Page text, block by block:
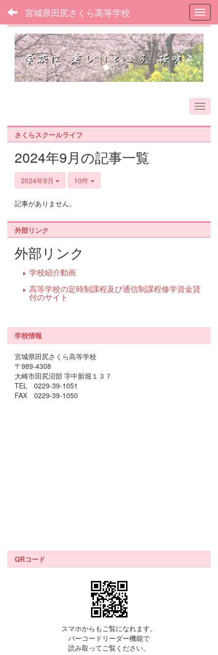
宮城県田尻さくら高等学校
フォトアルバム
p
r
e
v
s
n
e
x
t
さくらスクールライフ
2024年9月の記事一覧
2024年9月 10件
記事がありません。
外部リンク
外部リンク
学校紹介動画
高等学校の定時制課程及び通信制課程修学資金貸
付のサイト
学校情報
宮城県田尻さくら高等学校
〒989-4308
大崎市田尻沼部 字中新堀１３７
TEL 0229-39-1051
FAX 0229-39-1050
QRコード
スマホからもご覧になれます。
バーコードリーダー機能で
読み取ってご覧ください。